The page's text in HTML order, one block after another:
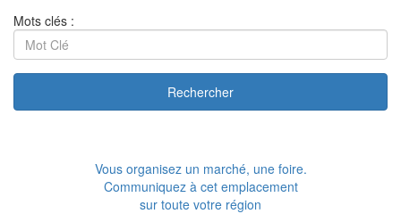
Mots clés :
Rechercher
Vous organisez un marché, une foire.
Communiquez à cet emplacement
sur toute votre région